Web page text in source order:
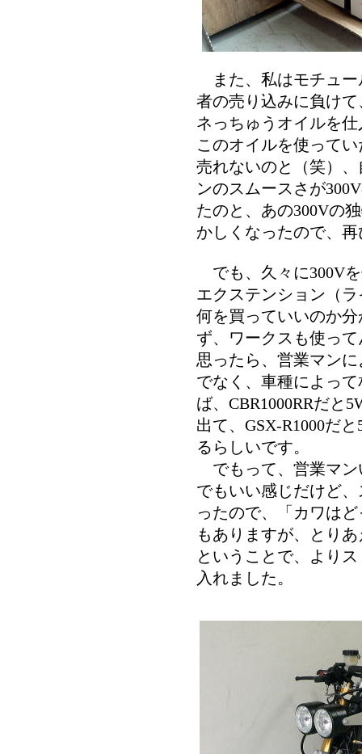
また、私はモチュー
者の売り込みに負け
ネっちゅうオイルを
このオイルを使って
売れないのと（笑）
ンのスムースさが
たのと、あの300Vの
かしくなったので、
でも、久々に300V
エクステンション（
何を買っていいのか
ず、ワークスも使っ
思ったら、営業マン
でなく、車種によっ
ば、CBR1000RRだと
出て、GSX-R1000だ
るらしいです。
でもって、営業マン
でもいい感じだけど
ったので、「カワは
もありますが、とり
ということで、より
入れました。